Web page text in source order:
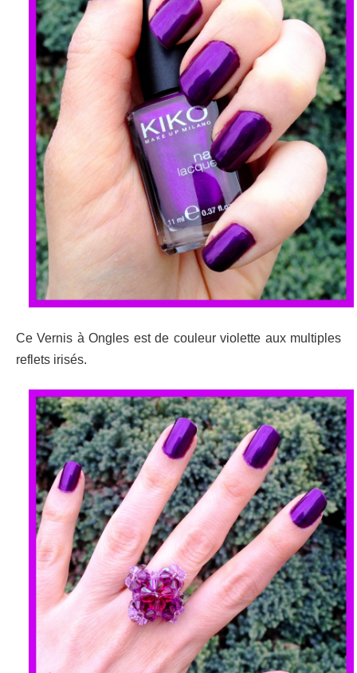
Ce Vernis à Ongles est de couleur violette aux multiples
reflets irisés.